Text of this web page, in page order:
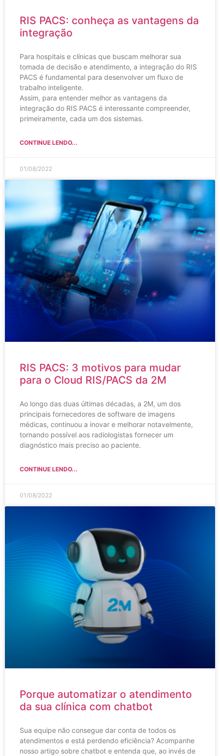
RIS PACS: conheça as vantagens da
integração
Para hospitais e clínicas que buscam melhorar sua
tomada de decisão e atendimento, a integração do RIS
PACS é fundamental para desenvolver um fluxo de
trabalho inteligente.
Assim, para entender melhor as vantagens da
integração do RIS PACS é interessante compreender,
primeiramente, cada um dos sistemas.
CONTINUE LENDO...
01/08/2022
RIS PACS: 3 motivos para mudar
para o Cloud RIS/PACS da 2M
Ao longo das duas últimas décadas, a 2M, um dos
principais fornecedores de software de imagens
médicas, continuou a inovar e melhorar notavelmente,
tornando possível aos radiologistas fornecer um
diagnóstico mais preciso ao paciente.
CONTINUE LENDO...
01/08/2022
Porque automatizar o atendimento
da sua clínica com chatbot
Sua equipe não consegue dar conta de todos os
atendimentos e está perdendo eficiência? Acompanhe
nosso artigo sobre chatbot e entenda que, ao invés de